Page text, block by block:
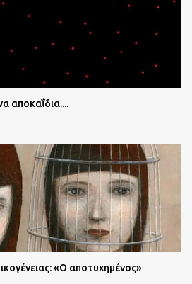
αποκαΐδια....
«Ο αποτυχημένος»